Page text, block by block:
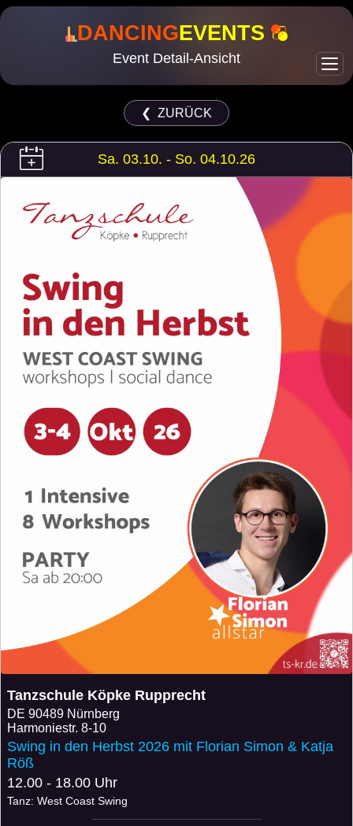
DANCINGEVENTS
Event Detail-Ansicht
❮ ZURÜCK
Sa. 03.10. - So. 04.10.26
Tanzschule Köpke Rupprecht
DE 90489 Nürnberg
Harmoniestr. 8-10
Swing in den Herbst 2026 mit Florian Simon & Katja
Röß
12.00 - 18.00 Uhr
Tanz: West Coast Swing